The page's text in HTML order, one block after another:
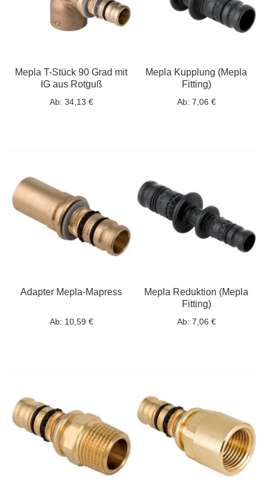
Mepla T-Stück 90 Grad mit
IG aus Rotguß
Ab: 34,13 €
Mepla Kupplung (Mepla
Fitting)
Ab: 7,06 €
Adapter Mepla-Mapress
Ab: 10,59 €
Mepla Reduktion (Mepla
Fitting)
Ab: 7,06 €